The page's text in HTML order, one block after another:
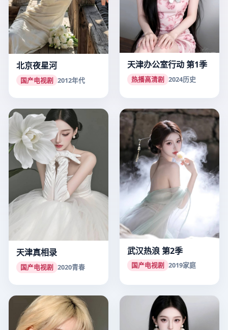
北京夜星河
国产电视剧 2012年代
天津办公室行动 第1季
热播高清剧 2024历史
天津真相录
国产电视剧 2020青春
武汉热浪 第2季
国产电视剧 2019家庭